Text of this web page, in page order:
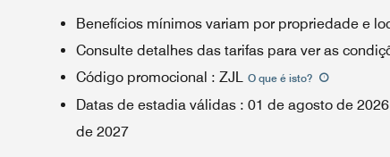
Benefícios mínimos variam por propriedade e
Consulte detalhes das tarifas para ver as
Código promocional : ZJL O que é isto?
Datas de estadia válidas : 01 de agosto de 2026
de 2027